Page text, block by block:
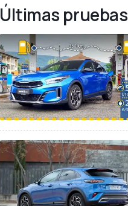
Últimas pruebas